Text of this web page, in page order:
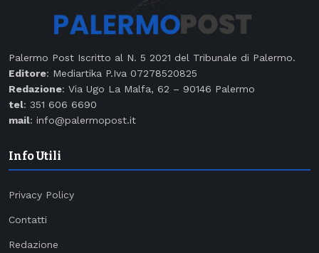
Palermo Post Iscritto al N. 5 2021 del Tribunale di Palermo.
Editore: Mediartika P.Iva 07278520825
Redazione: Via Ugo La Malfa, 62 – 90146 Palermo
tel: 351 606 6690
mail: info@palermopost.it
Info Utili
Privacy Policy
Contatti
Redazione